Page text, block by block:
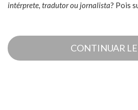
intérprete, tradutor ou jornalista? Pois
CONTINUAR